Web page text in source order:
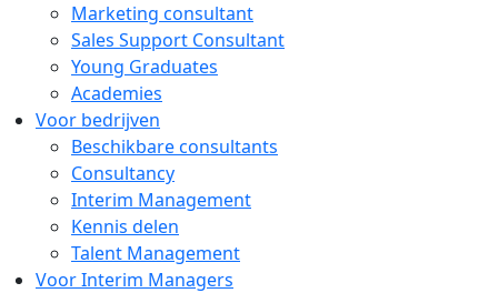
Marketing consultant
Sales Support Consultant
Young Graduates
Academies
Voor bedrijven
Beschikbare consultants
Consultancy
Interim Management
Kennis delen
Talent Management
Voor Interim Managers